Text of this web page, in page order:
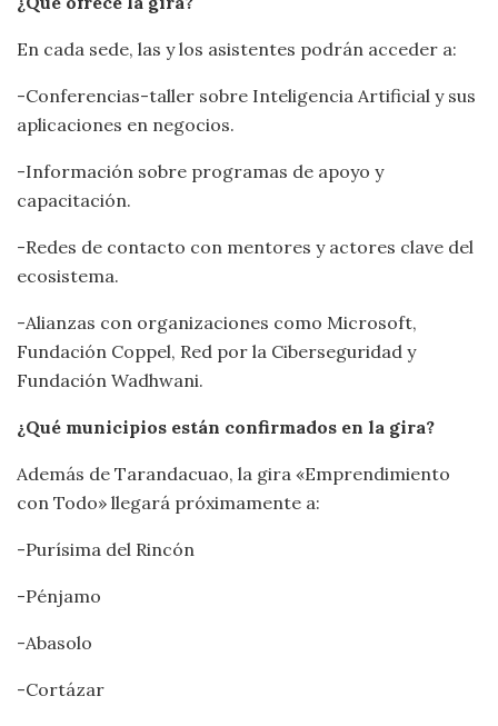
En cada sede, las y los asistentes podrán acceder a:
-Conferencias-taller sobre Inteligencia Artificial y sus
aplicaciones en negocios.
-Información sobre programas de apoyo y
capacitación.
-Redes de contacto con mentores y actores clave del
ecosistema.
-Alianzas con organizaciones como Microsoft,
Fundación Coppel, Red por la Ciberseguridad y
Fundación Wadhwani.
¿Qué municipios están confirmados en la gira?
Además de Tarandacuao, la gira «Emprendimiento
con Todo» llegará próximamente a:
-Purísima del Rincón
-Pénjamo
-Abasolo
-Cortázar